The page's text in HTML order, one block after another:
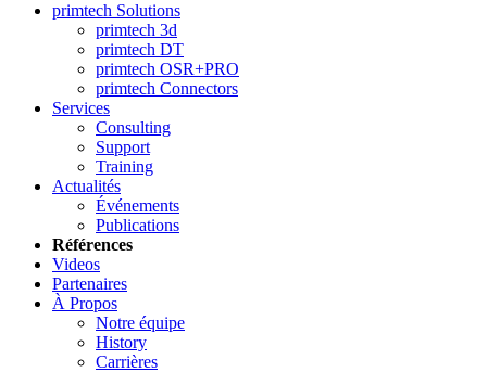
primtech Solutions
primtech 3d
primtech DT
primtech OSR+PRO
primtech Connectors
Services
Consulting
Support
Training
Actualités
Événements
Publications
Références
Videos
Partenaires
À Propos
Notre équipe
History
Carrières